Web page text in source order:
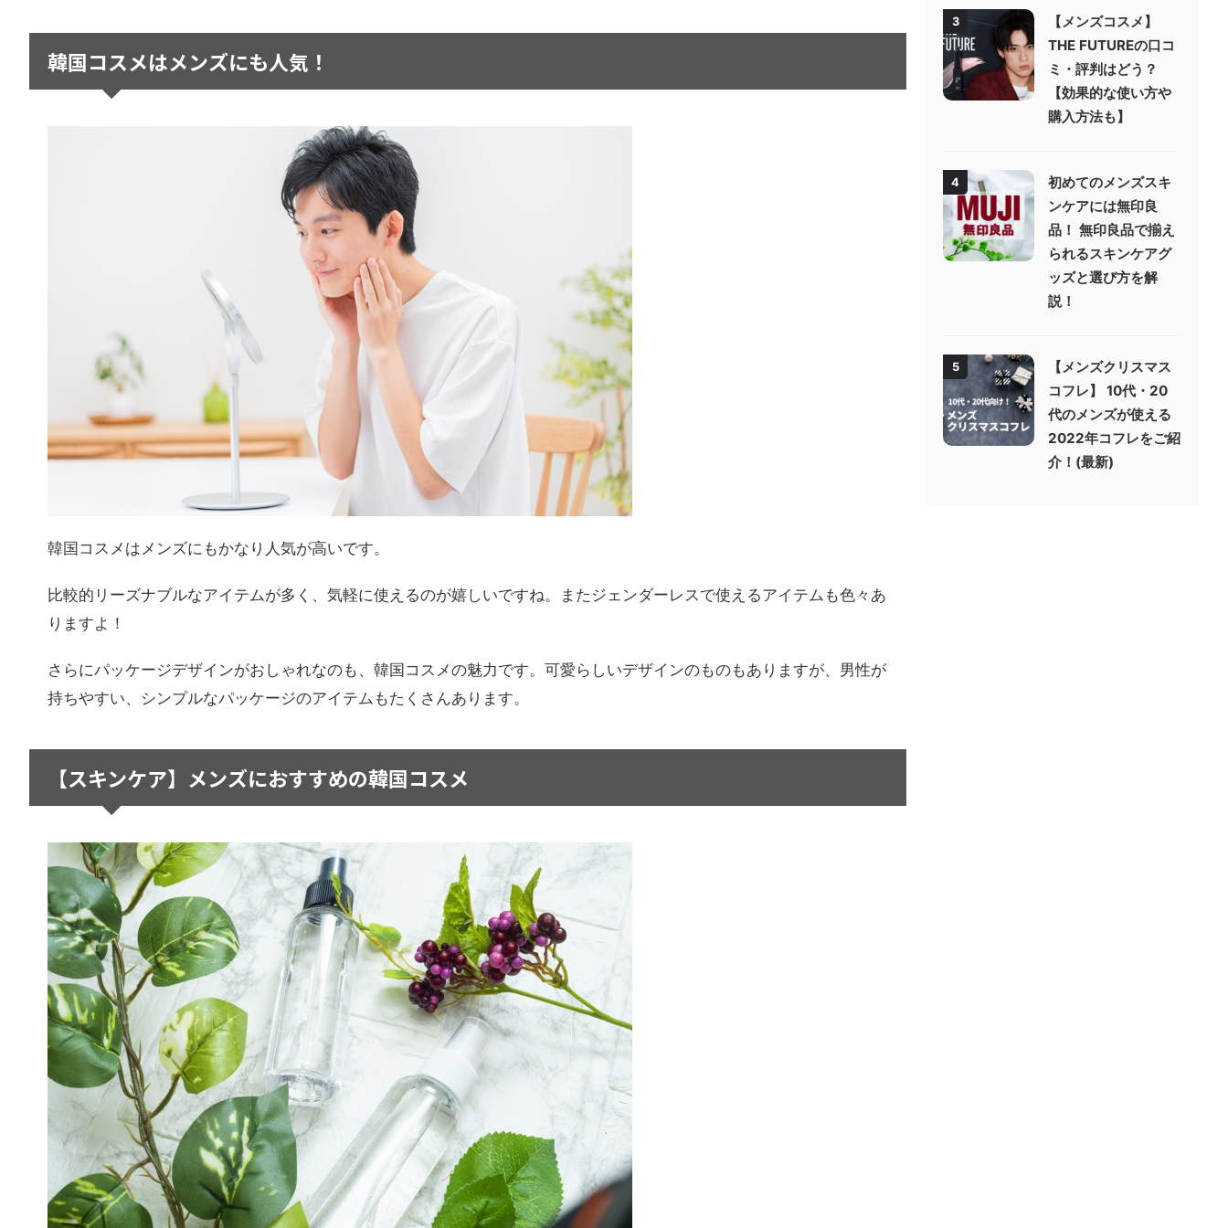
韓国コスメはメンズにも人気！
韓国コスメはメンズにもかなり人気が高いです。
比較的リーズナブルなアイテムが多く、気軽に使えるのが嬉しいですね。またジェンダーレスで使えるアイテムも色々あ
りますよ！
さらにパッケージデザインがおしゃれなのも、韓国コスメの魅力です。可愛らしいデザインのものもありますが、男性が
持ちやすい、シンプルなパッケージのアイテムもたくさんあります。
【スキンケア】メンズにおすすめの韓国コスメ
3
【メンズコスメ】
THE FUTUREの口コ
ミ・評判はどう？
【効果的な使い方や
購入方法も】
4
初めてのメンズスキ
ンケアには無印良
品！ 無印良品で揃え
られるスキンケアグ
ッズと選び方を解
説！
5
【メンズクリスマス
コフレ】 10代・20
代のメンズが使える
2022年コフレをご紹
介！(最新)